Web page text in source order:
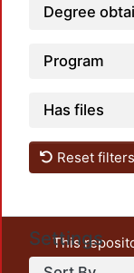
Degree
Program
Has files
Reset filters
Settings
This
unrestricted